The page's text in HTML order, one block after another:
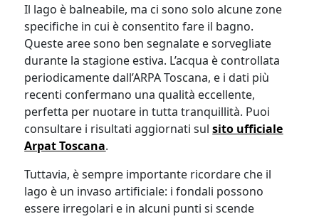
Il lago è balneabile, ma ci sono solo alcune zone
specifiche in cui è consentito fare il bagno.
Queste aree sono ben segnalate e sorvegliate
durante la stagione estiva. L’acqua è controllata
periodicamente dall’ARPA Toscana, e i dati più
recenti confermano una qualità eccellente,
perfetta per nuotare in tutta tranquillità. Puoi
consultare i risultati aggiornati sulsito ufficiale
Arpat Toscana.
Tuttavia, è sempre importante ricordare che il
lago è un invaso artificiale: i fondali possono
essere irregolari e in alcuni punti si scende